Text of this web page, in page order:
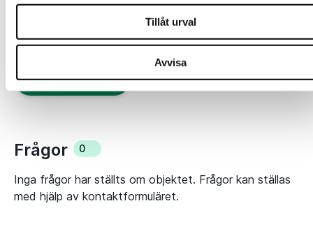
Tillåt urval
Avvisa
säljaren rätt att dra sig ur transaktionen utan
regler för anbudsförfarande
Lämna ett anbud
Frågor 0
Inga frågor har ställts om objektet. Frågor kan ställas
med hjälp av kontaktformuläret.